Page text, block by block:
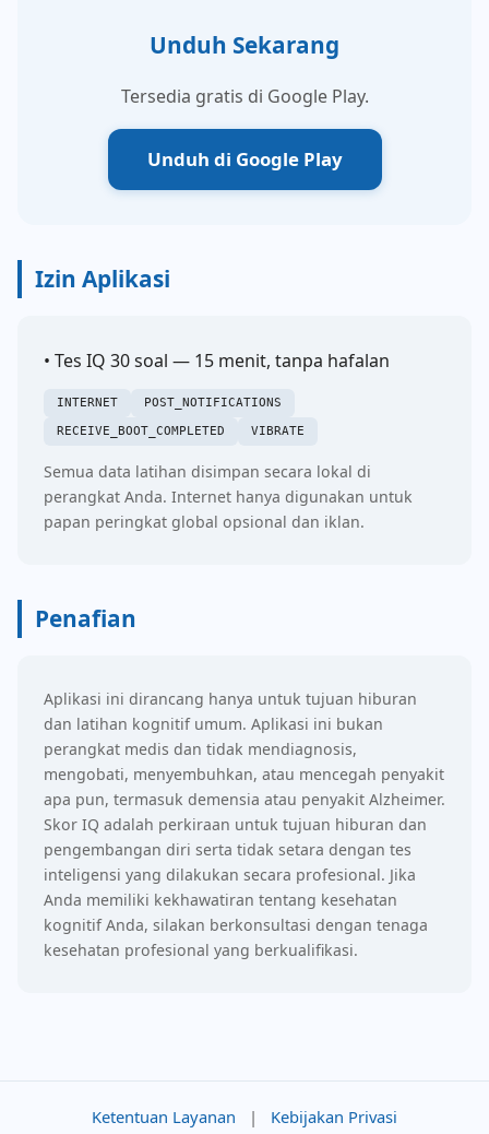
Unduh Sekarang
Tersedia gratis di Google Play.
Unduh di Google Play
Izin Aplikasi
• Tes IQ 30 soal — 15 menit, tanpa hafalan
INTERNET
POST_NOTIFICATIONS
RECEIVE_BOOT_COMPLETED
VIBRATE
Semua data latihan disimpan secara lokal di
perangkat Anda. Internet hanya digunakan untuk
papan peringkat global opsional dan iklan.
Penafian
Aplikasi ini dirancang hanya untuk tujuan hiburan
dan latihan kognitif umum. Aplikasi ini bukan
perangkat medis dan tidak mendiagnosis,
mengobati, menyembuhkan, atau mencegah penyakit
apa pun, termasuk demensia atau penyakit Alzheimer.
Skor IQ adalah perkiraan untuk tujuan hiburan dan
pengembangan diri serta tidak setara dengan tes
inteligensi yang dilakukan secara profesional. Jika
Anda memiliki kekhawatiran tentang kesehatan
kognitif Anda, silakan berkonsultasi dengan tenaga
kesehatan profesional yang berkualifikasi.
Ketentuan Layanan |
Kebijakan Privasi